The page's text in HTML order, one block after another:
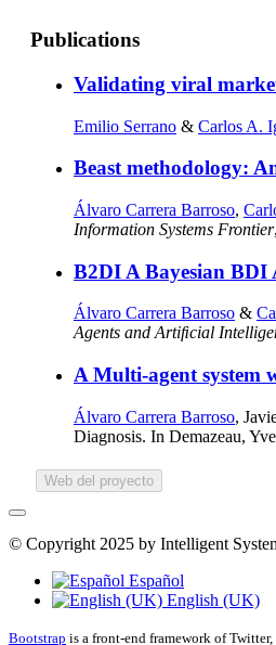
Publications
Validating viral
Emilio Serrano & Carlos A.
Beast methodology:
Álvaro Carrera Barroso,
Information Systems Frontier,
B2DI A Bayesian BDI
Álvaro Carrera Barroso &
Agents and Artiﬁcial
A Multi-agent system
Álvaro Carrera Barroso,
Diagnosis. In Demazeau,
Web del proyecto
© Copyright 2025 by Intelligent
Español
English (UK)
Bootstrap is a front-end framework of